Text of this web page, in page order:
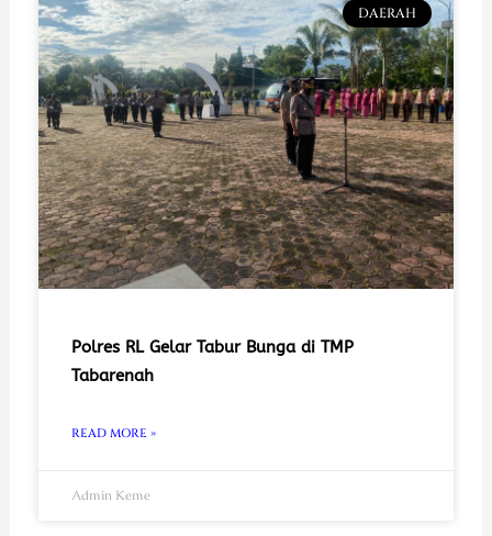
DAERAH
Polres RL Gelar Tabur Bunga di TMP
Tabarenah
READ MORE »
Admin Keme